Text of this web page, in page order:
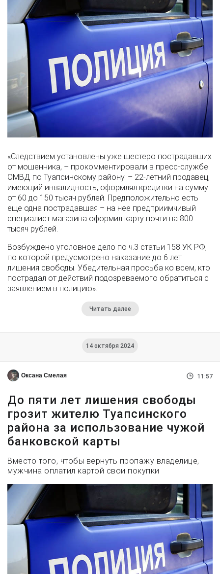
«Следствием установлены уже шестеро пострадавших
от мошенника, – прокомментировали в пресс-службе
ОМВД по Туапсинскому району. – 22-летний продавец,
имеющий инвалидность, оформлял кредитки на сумму
от 60 до 150 тысяч рублей. Предположительно есть
еще одна пострадавшая – на нее предприимчивый
специалист магазина оформил карту почти на 800
тысяч рублей.
Возбуждено уголовное дело по ч.3 статьи 158 УК РФ,
по которой предусмотрено наказание до 6 лет
лишения свободы. Убедительная просьба ко всем, кто
пострадал от действий подозреваемого обратиться с
заявлением в полицию».
Читать далее
14 октября 2024
Оксана Смелая 11:57
До пяти лет лишения свободы
грозит жителю Туапсинского
района за использование чужой
банковской карты
Вместо того, чтобы вернуть пропажу владелице,
мужчина оплатил картой свои покупки